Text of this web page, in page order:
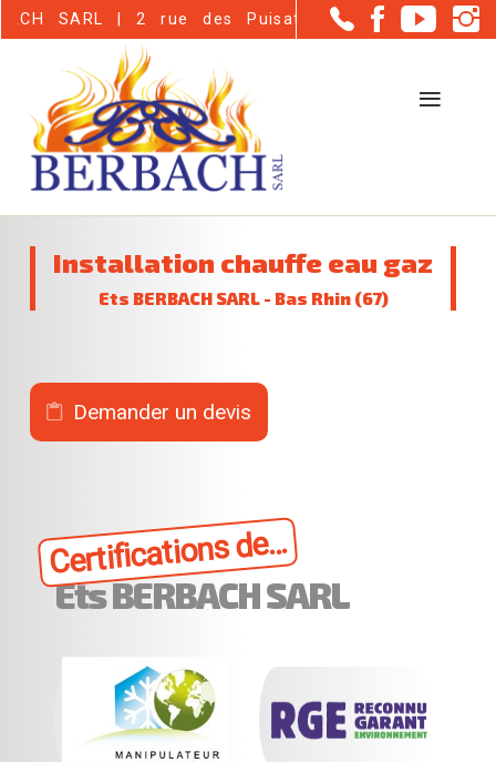
SARL | 2 rue des Puisatiers - Haguenau
Installation chauffe eau gaz
Ets BERBACH SARL - Bas Rhin (67)
Demander un devis
Certifications de...
Ets BERBACH SARL
Panneau de gestion des cookies